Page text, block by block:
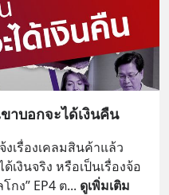
ขาบอกจะได้เงินคืน
เรื่องเคลมสินค้าแล้ว
งินจริง หรือเป็นเรื่องจ้อ
กง” EP4 ต... ดูเพิ่มเติม